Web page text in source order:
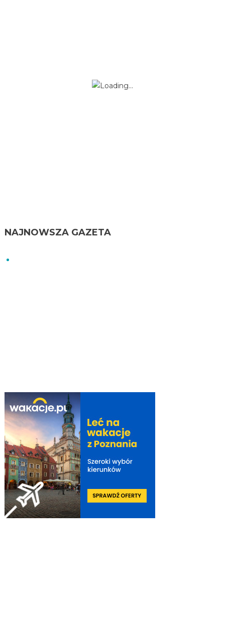
NAJNOWSZA GAZETA